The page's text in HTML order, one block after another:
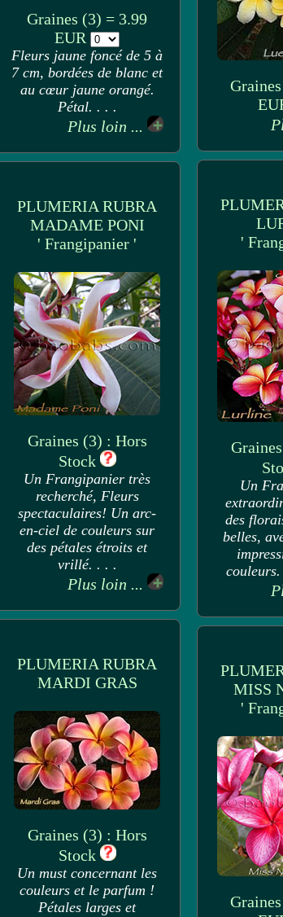
Graines (3) = 3.99
EUR
Fleurs jaune foncé de 5 à
7 cm, bordées de blanc et
au cœur jaune orangé.
Pétal. . . .
Plus loin ...
'
Un
des
belles,
PLUMERIA RUBRA
MADAME PONI
' Frangipanier '
Graines (3) : Hors
Stock
Un Frangipanier très
recherché, Fleurs
spectaculaires! Un arc-
en-ciel de couleurs sur
des pétales étroits et
vrillé. . . .
Plus loin ...
PLUMERIA RUBRA
MARDI GRAS
Graines (3) : Hors
Stock
Un must concernant les
couleurs et le parfum !
Pétales larges et
MISS
'